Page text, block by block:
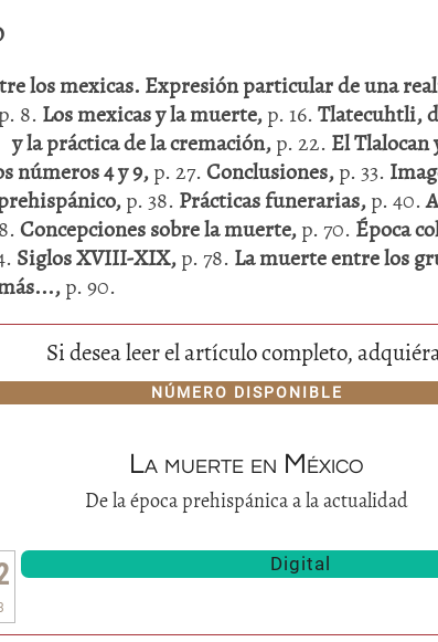
los mexicas. Expresión particular de una
8. Los mexicas y la muerte,p. 16.Tlatecuhtli,
la práctica de la cremación,p. 22. El Tlalocan
números 4 y 9,p. 27.Conclusiones,p. 33.
p. 38. Prácticas funerarias,p. 40.
Concepciones sobre la muerte,p. 70. Época
Siglos XVIII-XIX,p. 78. La muerte entre los
p. 90.
Si desea leer el artículo completo,
NÚMERO DISPONIBLE
La muerte en México
De la época prehispánica a la actualidad
Digital